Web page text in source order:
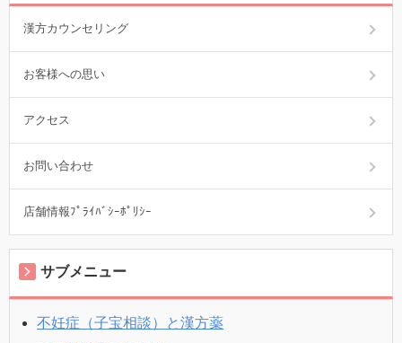
漢方カウンセリング
お客様への思い
アクセス
お問い合わせ
店舗情報ﾌﾟﾗｲﾊﾞｼｰﾎﾟﾘｼｰ
サブメニュー
不妊症（子宝相談）と漢方薬